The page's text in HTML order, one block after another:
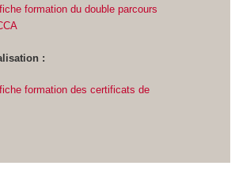
formation du double parcours
:
formation des certificats de